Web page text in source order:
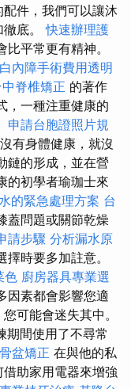
件，我們可以讓沐
徹底。快速辦理護
平常更有精神。
白內障手術費用透明
中脊椎矯正 的著作
，一種注重健康的
申請台胞證照片規
有身體健康，就沒
鏈的形成，並在營
的初學者瑜珈士來
的緊急處理方案 台
蓋問題或關節乾燥
請步驟 分析漏水原
時要多加註意。
色 廚房器具專業選
因素都會影響您適
可能會迷失其中。
期間使用了不尋常
盆矯正 在與他的私
助家用電器來增強